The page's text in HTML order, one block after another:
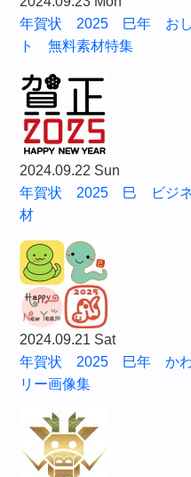
年賀状 2025 巳年 おし
ト 無料素材特集
2024.09.22 Sun
年賀状 2025 巳 ビジネ
材
2024.09.21 Sat
年賀状 2025 巳年 かわ
リー画像集